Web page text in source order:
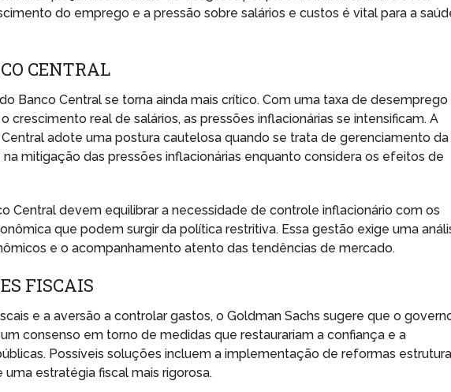
do emprego e a pressão sobre salários e custos é vital para a
CENTRAL
Banco Central se torna ainda mais crítico. Com uma taxa de desemprego
crescimento real de salários, as pressões inflacionárias se intensificam. A
adote uma postura cautelosa quando se trata de gerenciamento da
mitigação das pressões inflacionárias enquanto considera os efeitos de
Central devem equilibrar a necessidade de controle inflacionário com os
que podem surgir da política restritiva. Essa gestão exige uma
e o acompanhamento atento das tendências de mercado.
FISCAIS
e a aversão a controlar gastos, o Goldman Sachs sugere que o
consenso em torno de medidas que restaurariam a confiança e a
Possíveis soluções incluem a implementação de reformas
estratégia fiscal mais rigorosa.